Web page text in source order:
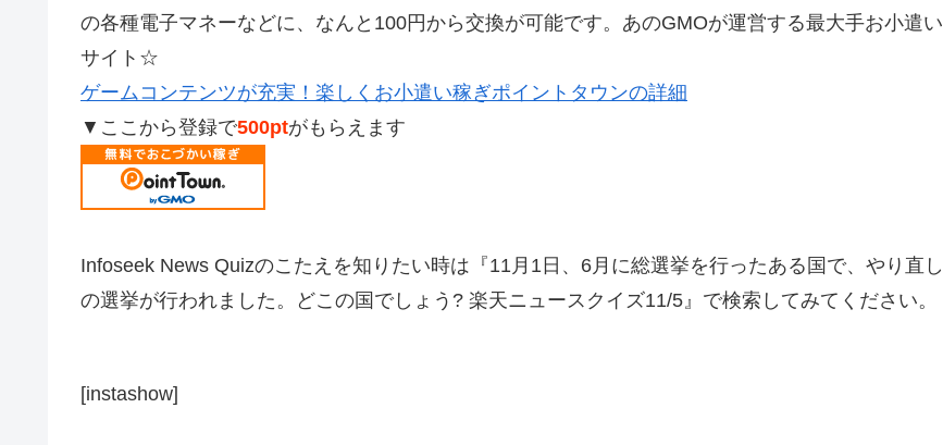
の各種電子マネーなどに、なんと100円から交換が可能です。あのGMOが運営する最大手お小遣い
サイト☆
ゲームコンテンツが充実！楽しくお小遣い稼ぎポイントタウンの詳細
▼ここから登録で500ptがもらえます
Infoseek News Quizのこたえを知りたい時は『11月1日、6月に総選挙を行ったある国で、やり直し
の選挙が行われました。どこの国でしょう? 楽天ニュースクイズ11/5』で検索してみてください。
[instashow]